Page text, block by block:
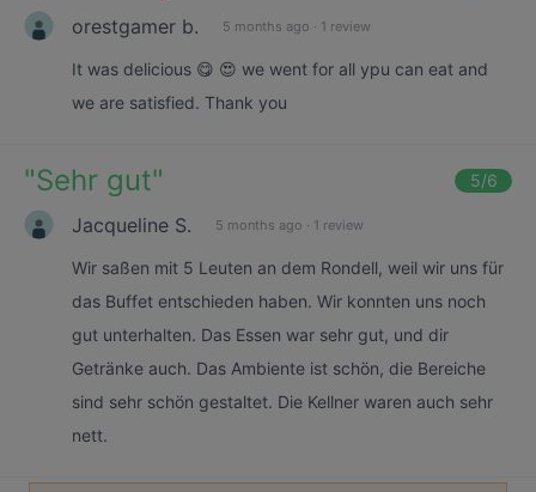
orestgamer b. 5 months ago · 1 review
It was delicious 😋 😍 we went for all ypu can eat and
we are satisfied. Thank you
"Sehr gut" 5/6
Jacqueline S. 5 months ago · 1 review
Wir saßen mit 5 Leuten an dem Rondell, weil wir uns für
das Buffet entschieden haben. Wir konnten uns noch
gut unterhalten. Das Essen war sehr gut, und dir
Getränke auch. Das Ambiente ist schön, die Bereiche
sind sehr schön gestaltet. Die Kellner waren auch sehr
nett.